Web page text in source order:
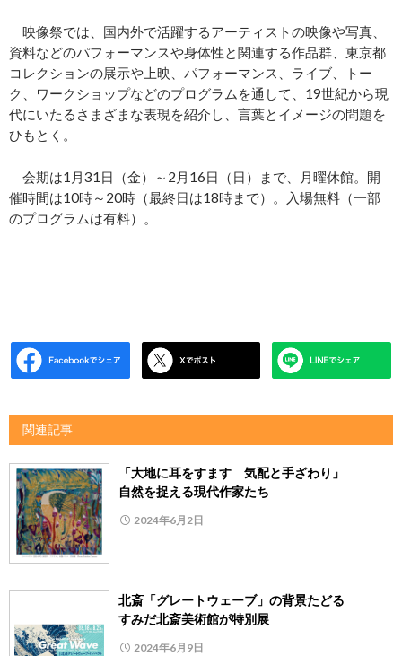
映像祭では、国内外で活躍するアーティストの映像や写真、
資料などのパフォーマンスや身体性と関連する作品群、東京都
コレクションの展示や上映、パフォーマンス、ライブ、トー
ク、ワークショップなどのプログラムを通して、19世紀から現
代にいたるさまざまな表現を紹介し、言葉とイメージの問題を
ひもとく。
会期は1月31日（金）～2月16日（日）まで、月曜休館。開
催時間は10時～20時（最終日は18時まで）。入場無料（一部
のプログラムは有料）。
関連記事
「大地に耳をすます 気配と手ざわり」
自然を捉える現代作家たち
2024年6月2日
北斎「グレートウェーブ」の背景たどる
すみだ北斎美術館が特別展
2024年6月9日